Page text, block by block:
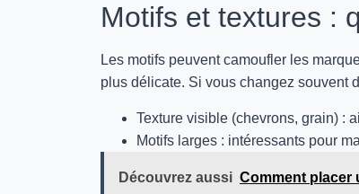
Motifs et textures :
Les motifs peuvent camoufler les
plus délicate. Si vous changez souvent
Texture visible (chevrons, grain) :
Motifs larges : intéressants pour
Découvrez aussi Comment placer